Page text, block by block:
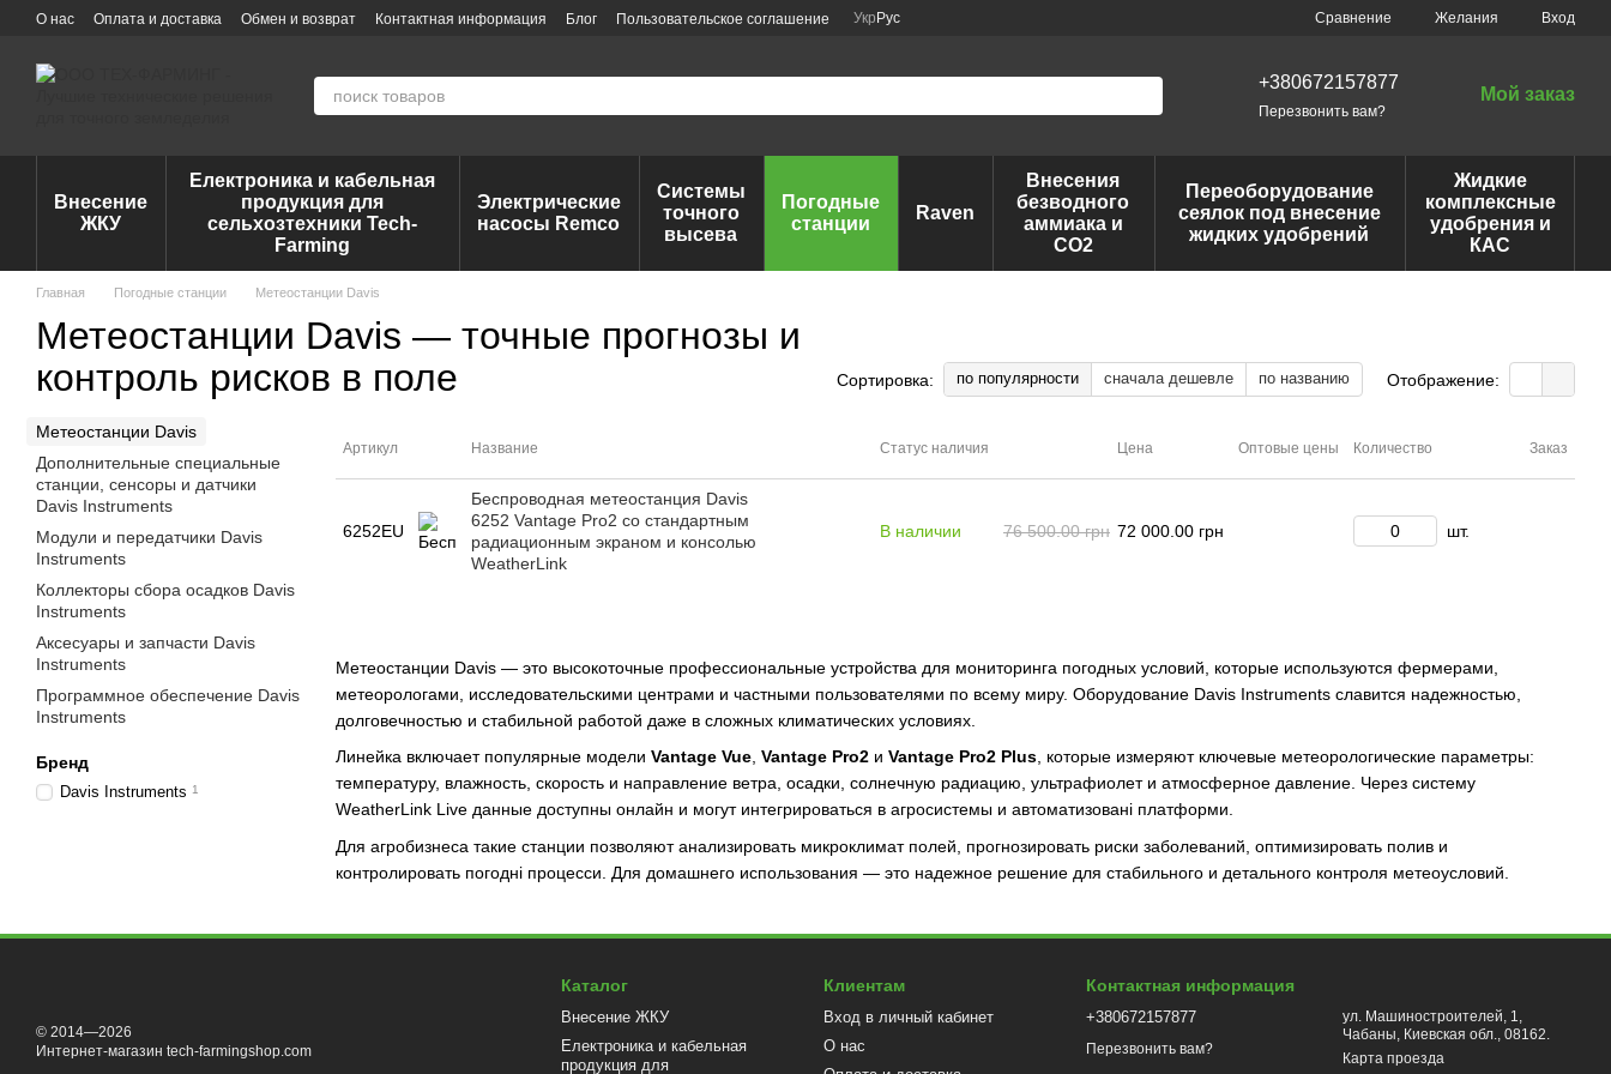
Перейти к основному контенту
О нас Оплата и доставка Обмен и возврат Контактная информация Блог Пользовательское соглашение Укр Рус Сравнение Желания Вход
+380672157877
Перезвонить вам?
Мой заказ
Внесение
ЖКУ
Електроника и кабельная
продукция для
сельхозтехники Tech-
Farming
Электрические
насосы Remco
Системы
точного
высева
Погодные
станции
Raven
Внесения
безводного
аммиака и
CO2
Переоборудование
сеялок под внесение
жидких удобрений
Жидкие
комплексные
удобрения и
КАС
Главная Погодные станции Метеостанции Davis
Метеостанции Davis — точные прогнозы и
контроль рисков в поле
Сортировка: по популярности сначала дешевле по названию Отображение:
Метеостанции Davis — это высокоточные профессиональные устройства для мониторинга погодных условий, которые используются фермерами,
метеорологами, исследовательскими центрами и частными пользователями по всему миру. Оборудование Davis Instruments славится надежностью,
долговечностью и стабильной работой даже в сложных климатических условиях.
Линейка включает популярные модели Vantage Vue, Vantage Pro2 и Vantage Pro2 Plus, которые измеряют ключевые метеорологические параметры:
температуру, влажность, скорость и направление ветра, осадки, солнечную радиацию, ультрафиолет и атмосферное давление. Через систему
WeatherLink Live данные доступны онлайн и могут интегрироваться в агросистемы и автоматизовані платформи.
Для агробизнеса такие станции позволяют анализировать микроклимат полей, прогнозировать риски заболеваний, оптимизировать полив и
контролировать погодні процесси. Для домашнего использования — это надежное решение для стабильного и детального контроля метеоусловий.
Артикул Название Статус наличия Цена Оптовые цены Количество Заказ
6252EU
Беспроводная метеостанция Davis
6252 Vantage Pro2 со стандартным
радиационным экраном и консолью
WeatherLink
В наличии 76 500.00 грн 72 000.00 грн шт.
Метеостанции Davis
Дополнительные специальные
станции, сенсоры и датчики
Davis Instruments
Модули и передатчики Davis
Instruments
Коллекторы сбора осадков Davis
Instruments
Аксесуары и запчасти Davis
Instruments
Программное обеспечение Davis
Instruments
Бренд
Davis Instruments 1
© 2014—2026
Интернет-магазин tech-farmingshop.com
Каталог
Внесение ЖКУ
Електроника и кабельная
продукция для
Клиентам
Вход в личный кабинет
О нас
Контактная информация
+380672157877
Перезвонить вам?
ул. Машиностроителей, 1,
Чабаны, Киевская обл., 08162.
Карта проезда